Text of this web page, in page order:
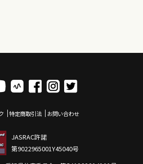
特定商取引法 お問い合わせ
JASRAC許諾
第9022965001Y45040号